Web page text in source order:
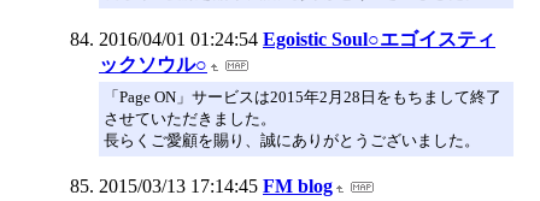
2016/04/01 01:24:54 Egoistic Soul○エゴイスティ
ックソウル○
「Page ON」サービスは2015年2月28日をもちまして終了
させていただきました。
長らくご愛顧を賜り、誠にありがとうございました。
2015/03/13 17:14:45 FM blog